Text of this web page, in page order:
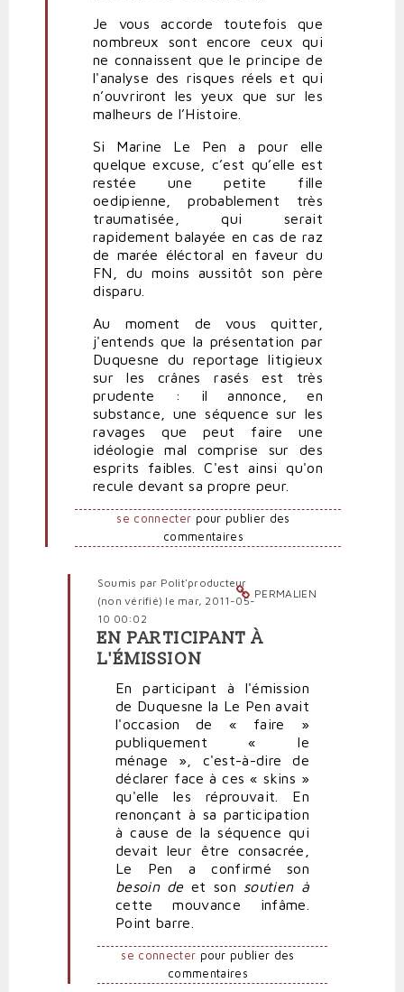
Je vous accorde toutefois que
nombreux sont encore ceux qui
ne connaissent que le principe de
l'analyse des risques réels et qui
n’ouvriront les yeux que sur les
malheurs de l’Histoire.
Si Marine Le Pen a pour elle
quelque excuse, c’est qu’elle est
restée une petite fille
oedipienne, probablement très
traumatisée, qui serait
rapidement balayée en cas de raz
de marée éléctoral en faveur du
FN, du moins aussitôt son père
disparu.
Au moment de vous quitter,
j'entends que la présentation par
Duquesne du reportage litigieux
sur les crânes rasés est très
prudente : il annonce, en
substance, une séquence sur les
ravages que peut faire une
idéologie mal comprise sur des
esprits faibles. C'est ainsi qu'on
recule devant sa propre peur.
se connecter pour publier des
commentaires
PERMALIEN
Soumis par Polit'producteur
(non vérifié) le mar, 2011-05-
10 00:02
En
réponse
Complément
d'enquête
politpro
EN PARTICIPANT À
L'ÉMISSION
En participant à l'émission
de Duquesne la Le Pen avait
l'occasion de « faire »
publiquement « le
ménage », c'est-à-dire de
déclarer face à ces « skins »
qu'elle les réprouvait. En
renonçant à sa participation
à cause de la séquence qui
devait leur être consacrée,
Le Pen a confirmé son
besoin deet son
soutien à
cette mouvance infâme.
Point barre.
se connecter pour publier des
commentaires